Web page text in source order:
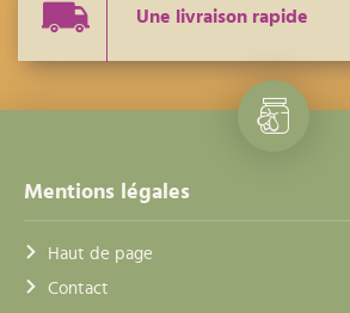
Une livraison rapide
Mentions légales
Haut de page
Contact